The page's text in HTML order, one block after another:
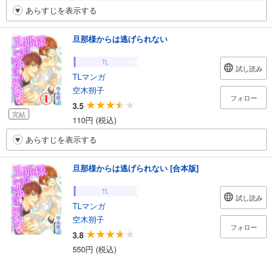
あらすじを表示する
完結
旦那様からは逃げられない
TL
TLマンガ
空木朔子
3.5
110円 (税込)
試し読み
フォロー
あらすじを表示する
旦那様からは逃げられない [合本版]
TL
TLマンガ
空木朔子
3.8
550円 (税込)
試し読み
フォロー